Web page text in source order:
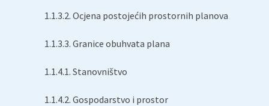
1.1.3.2. Ocjena postojećih prostornih planova
1.1.3.3. Granice obuhvata plana
1.1.4.1. Stanovništvo
1.1.4.2. Gospodarstvo i prostor